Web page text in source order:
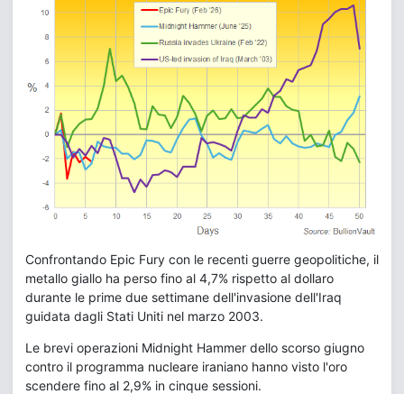
Confrontando Epic Fury con le recenti guerre geopolitiche, il
metallo giallo ha perso fino al 4,7% rispetto al dollaro
durante le prime due settimane dell'invasione dell'Iraq
guidata dagli Stati Uniti nel marzo 2003.
Le brevi operazioni Midnight Hammer dello scorso giugno
contro il programma nucleare iraniano hanno visto l'oro
scendere fino al 2,9% in cinque sessioni.